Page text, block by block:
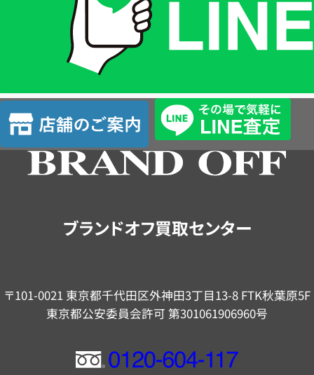
査
定
店
舗
の
ブランドオフ買取センター
〒101-0021 東京都千代田区外神田3丁目13-8 FTK秋葉原5F
東京都公安委員会許可 第301061906960号
フ